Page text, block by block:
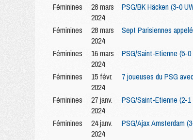
Féminines
28 mars
2024
PSG/BK Häcken (3-0
Féminines
28 mars
2024
Sept Parisiennes
Féminines
16 mars
2024
PSG/Saint-Etienne (5-
Féminines
15 févr.
2024
7 joueuses du PSG
Féminines
27 janv.
2024
PSG/Saint-Etienne (2-
Féminines
24 janv.
2024
PSG/Ajax Amsterdam